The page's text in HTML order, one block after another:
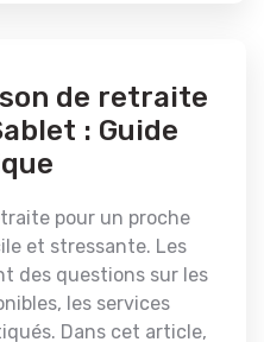
de retraite
: Guide
pour un proche
et stressante. Les
des questions sur les
les services
Dans cet article,